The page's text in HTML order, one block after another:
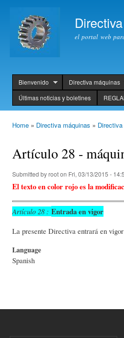
el portal web
header
Bienvenido Directiva máquinas
Últimas noticias y boletines
Home » Directiva máquinas »
Artículo 28 -
Submitted byrooton Fri, 03/13/2015 -
El texto en color rojo es la
Artículo 28 : Entrada en vigor
La presente Directiva entrará en
Language
Spanish